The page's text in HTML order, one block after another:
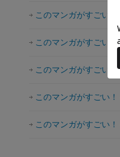
このマンガがすごい
このマンガがすごい
このマンガがすごい
このマンガがすごい
このマンガがすごい